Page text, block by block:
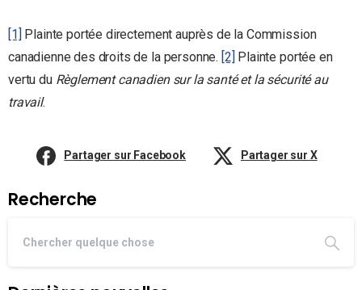
[1] Plainte portée directement auprès de la Commission
canadienne des droits de la personne. [2] Plainte portée en
vertu du Règlement canadien sur la santé et la sécurité au
travail.
Partager sur Facebook Partager sur X
Recherche